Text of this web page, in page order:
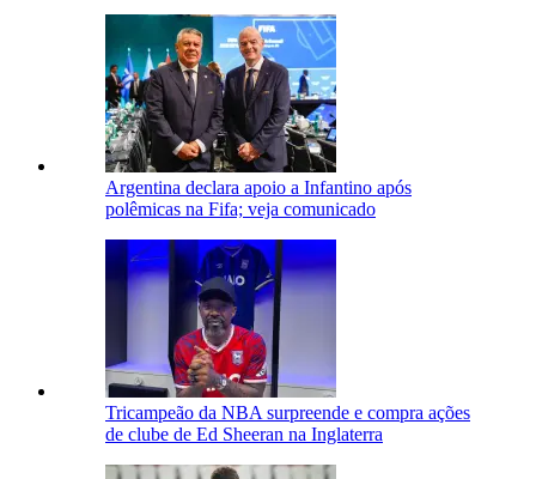
Argentina declara apoio a Infantino após
polêmicas na Fifa; veja comunicado
Tricampeão da NBA surpreende e compra ações
de clube de Ed Sheeran na Inglaterra